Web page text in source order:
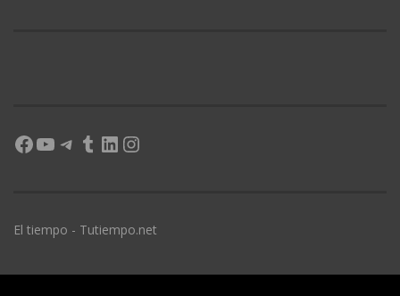
Facebook
YouTube
Telegram
Tumblr
LinkedIn
Instagram
El tiempo - Tutiempo.net